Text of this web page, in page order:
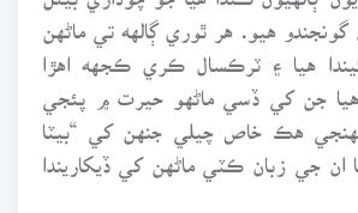
هيو. هر ٿوري ڳالهه تي ماڻهن
هيا ۽ ٽرڪسال ڪري ڪجهه اهڙا
هيا جن کي ڏسي ماڻهو حيرت ۾ پئجي
پنهنجي هڪ خاص چيلي جنهن کي “بيٽا
ان جي زبان ڪٽي ماڻهن کي ڏيکاريندا